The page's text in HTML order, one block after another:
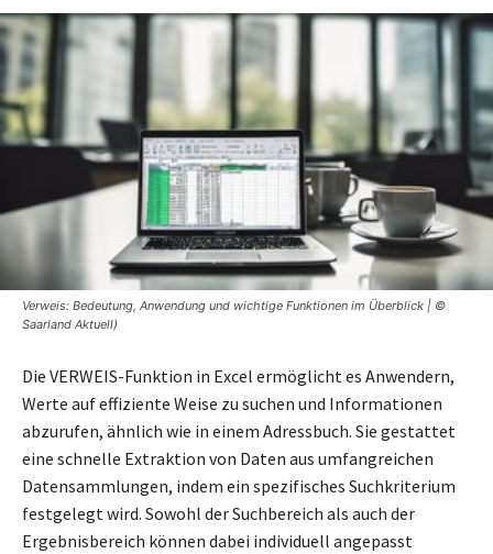
Verweis: Bedeutung, Anwendung und wichtige Funktionen im Überblick | ©
Saarland Aktuell)
Die VERWEIS-Funktion in Excel ermöglicht es Anwendern,
Werte auf effiziente Weise zu suchen und Informationen
abzurufen, ähnlich wie in einem Adressbuch. Sie gestattet
eine schnelle Extraktion von Daten aus umfangreichen
Datensammlungen, indem ein spezifisches Suchkriterium
festgelegt wird. Sowohl der Suchbereich als auch der
Ergebnisbereich können dabei individuell angepasst